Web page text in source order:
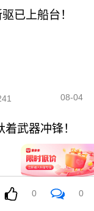
已上船台！
08-04
武器冲锋！
0 0